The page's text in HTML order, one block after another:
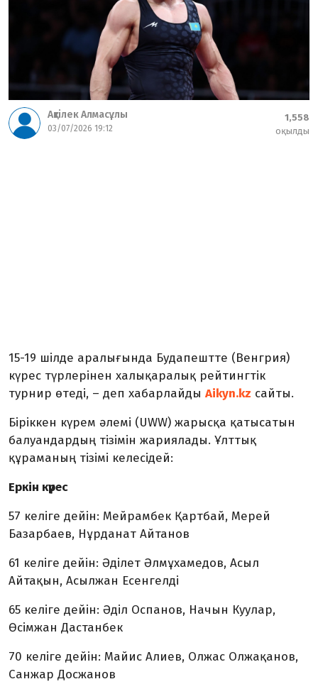
Ақтілек Алмасұлы
03/07/2026 19:12
1,558
оқылды
15-19 шілде аралығында Будапештте (Венгрия)
күрес түрлерінен халықаралық рейтингтік
турнир өтеді, – деп хабарлайды Aikyn.kz сайты.
Біріккен күрем әлемі (UWW) жарысқа қатысатын
балуандардың тізімін жариялады. Ұлттық
құраманың тізімі келесідей:
Еркін күрес
57 келіге дейін: Мейрамбек Қартбай, Мерей
Базарбаев, Нұрданат Айтанов
61 келіге дейін: Әділет Әлмұхамедов, Асыл
Айтақын, Асылжан Есенгелді
65 келіге дейін: Әділ Оспанов, Начын Куулар,
Өсімжан Дастанбек
70 келіге дейін: Майис Алиев, Олжас Олжақанов,
Санжар Досжанов